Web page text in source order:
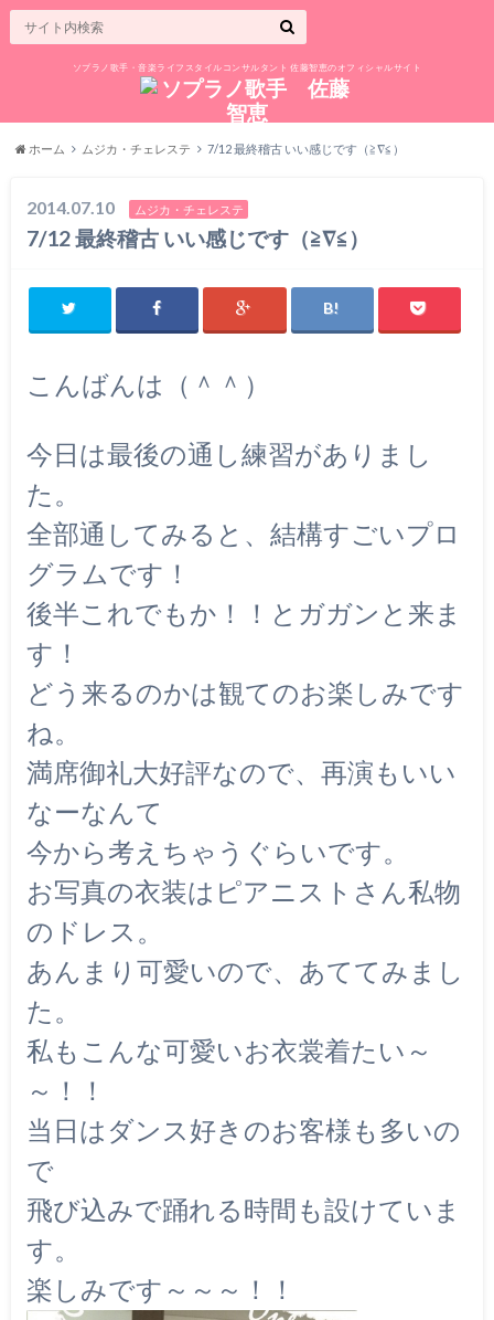
ソプラノ歌手・音楽ライフスタイルコンサルタント 佐藤智恵のオフィシャルサイト
ホーム ムジカ・チェレステ 7/12 最終稽古 いい感じです（≧∇≦）
2014.07.10 ムジカ・チェレステ
7/12 最終稽古 いい感じです（≧∇≦）
こんばんは（＾＾）
今日は最後の通し練習がありまし
た。
全部通してみると、結構すごいプロ
グラムです！
後半これでもか！！とガガンと来ま
す！
どう来るのかは観てのお楽しみです
ね。
満席御礼大好評なので、再演もいい
なーなんて
今から考えちゃうぐらいです。
お写真の衣装はピアニストさん私物
のドレス。
あんまり可愛いので、あててみまし
た。
私もこんな可愛いお衣裳着たい～
～！！
当日はダンス好きのお客様も多いの
で
飛び込みで踊れる時間も設けていま
す。
楽しみです～～～！！